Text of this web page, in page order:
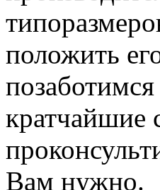
положить
кратчайшие
Вам нужно.